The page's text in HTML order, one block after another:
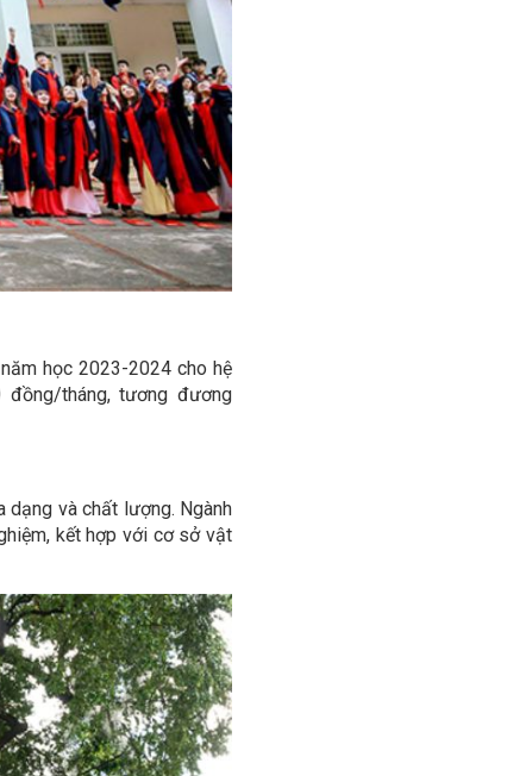
học 2023-2024 cho hệ
tháng, tương đương
dạng và chất lượng. Ngành
kết hợp với cơ sở vật